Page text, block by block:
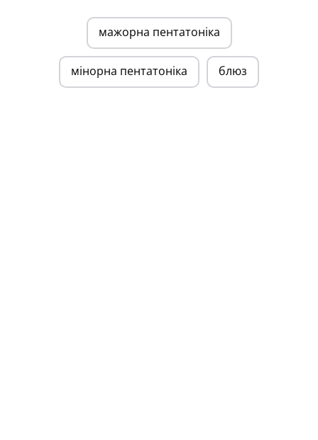
мажорна пентатоніка
мінорна пентатоніка блюз